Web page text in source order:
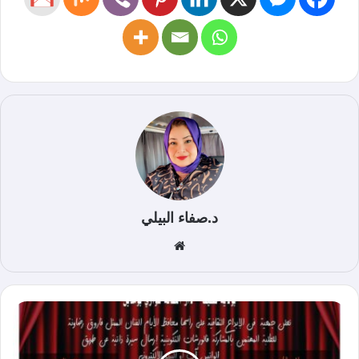
د.صفاء البيلي
الوي
ب